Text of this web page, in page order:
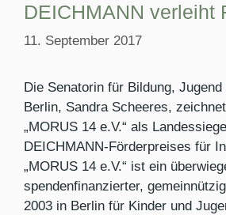
DEICHMANN verleiht
11. September 2017
Die Senatorin für Bildung,
Berlin, Sandra Scheeres,
„MORUS 14 e.V.“ als
DEICHMANN-Förderpreises für
„MORUS 14 e.V.“ ist ein
spendenfinanzierter,
2003 in Berlin für Kinder und